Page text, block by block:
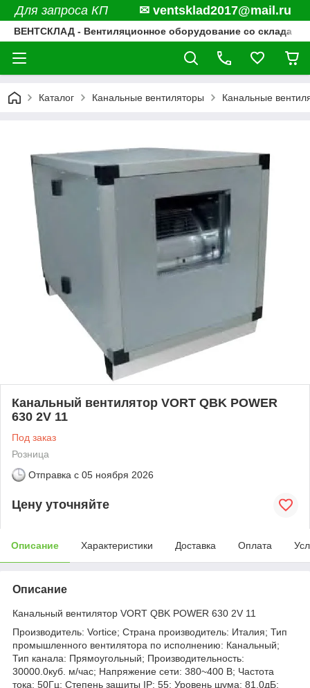
Для запроса КП ✉ ventsklad2017@mail.ru
ВЕНТСКЛАД - Вентиляционное оборудование со склада
Каталог Канальные вентиляторы Канальные
Канальный вентилятор VORT QBK POWER
630 2V 11
Под заказ
Розница
Отправка с 05 ноября 2026
Цену уточняйте
Описание Характеристики Доставка Оплата
Описание
Канальный вентилятор VORT QBK POWER 630 2V 11
Производитель: Vortice; Страна производитель: Италия; Тип
промышленного вентилятора по исполнению: Канальный;
Тип канала: Прямоугольный; Производительность:
30000.0куб. м/час; Напряжение сети: 380~400 В; Частота
тока: 50Гц; Степень защиты IP: 55; Уровень шума: 81.0дБ;